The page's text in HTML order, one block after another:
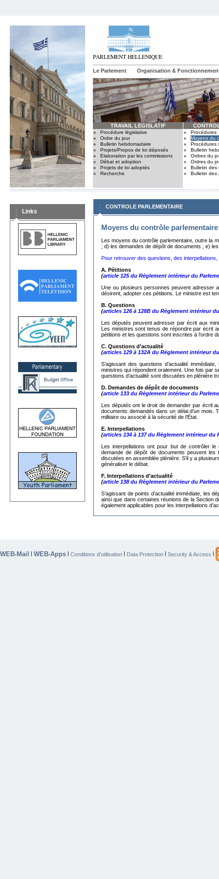
Le Parlement Organisation &
TRAVAIL LEGISLATIF
Procédure législative
Ordre du jour
Bulletin hebdomadaire
Projets/Propos de loi déposés
Elaboration par les commissions
Débat et adoption
Projets de loi adoptés
Recherche
Procédures
Moyens du
Procédures
Bulletin
Ordres du
Ordres du
Bulletin des
Bulletin des
Links
CONTROLE PARLEMENTAIRE
Moyens du contrôle parlementaire
Les moyens du contrôle parlementaire, outre la
; d) les demandes de dépôt de documents ; e)
Pour retrouver des questions, des
A. Pétitions
(article 125 du Règlement intérieur du
Une ou plusieurs personnes peuvent adresser
désirent, adopter ces pétitions. Le ministre est
Β. Questions
(articles 126 à 128B du Règlement intérieur
Les députés peuvent adresser par écrit aux
Les ministres sont tenus de répondre par écrit
pétitions et les questions sont inscrites à l’ordre
C. Questions d’actualité
(articles 129 à 132A du Règlement intérieur
S’agissant des questions d’actualité
ministres qui répondent oralement. Une fois par
questions d’actualité sont discutées en plénière
D. Demandes de dépôt de documents
(article 133 du Règlement intérieur du
Les députés ont le droit de demander par écrit
documents demandés dans un délai d’un
militaire ou associé à la sécurité de l’État.
Ε. Interpellations
(articles 134 à 137 du Règlement intérieur du
Les interpellations ont pour but de contrôler
demande de dépôt de documents peuvent les
discutées en assemblée plénière. S’il y a
généraliser le débat.
F. Interpellations d’actualité
(article 138 du Règlement intérieur du
S’agissant depoints d’actualité immédiate, les
ainsi que dans certaines réunions de la Section
également applicables pour les interpellations
WEB-Mail | WEB-Apps | Conditions d’utilisation | Data Protection | Security & Access |